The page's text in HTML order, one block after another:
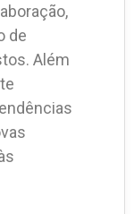
de
Além